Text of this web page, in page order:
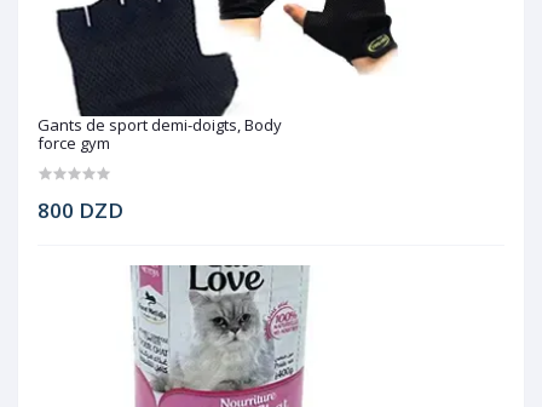
Gants de sport demi-doigts, Body
force gym
800 DZD